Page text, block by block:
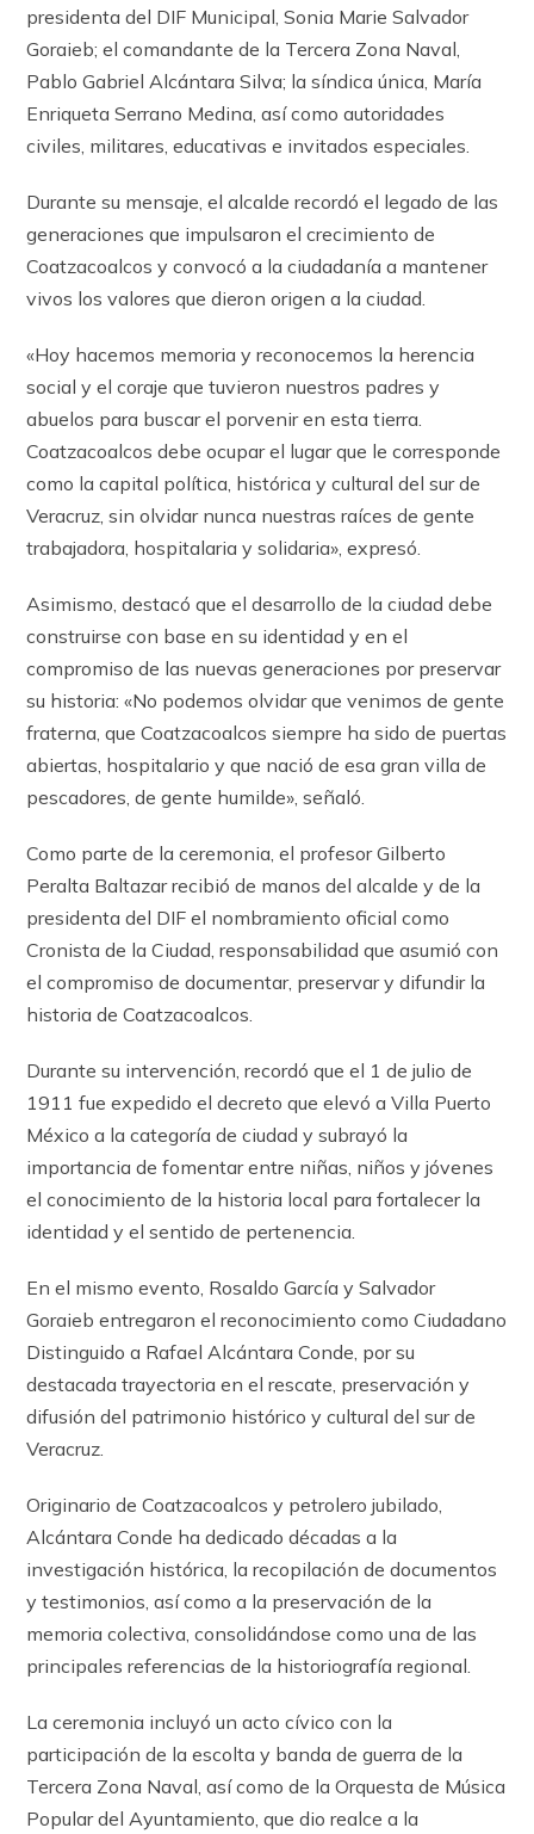
presidenta del DIF Municipal, Sonia Marie Salvador
Goraieb; el comandante de la Tercera Zona Naval,
Pablo Gabriel Alcántara Silva; la síndica única, María
Enriqueta Serrano Medina, así como autoridades
civiles, militares, educativas e invitados especiales.
Durante su mensaje, el alcalde recordó el legado de las
generaciones que impulsaron el crecimiento de
Coatzacoalcos y convocó a la ciudadanía a mantener
vivos los valores que dieron origen a la ciudad.
«Hoy hacemos memoria y reconocemos la herencia
social y el coraje que tuvieron nuestros padres y
abuelos para buscar el porvenir en esta tierra.
Coatzacoalcos debe ocupar el lugar que le corresponde
como la capital política, histórica y cultural del sur de
Veracruz, sin olvidar nunca nuestras raíces de gente
trabajadora, hospitalaria y solidaria», expresó.
Asimismo, destacó que el desarrollo de la ciudad debe
construirse con base en su identidad y en el
compromiso de las nuevas generaciones por preservar
su historia: «No podemos olvidar que venimos de gente
fraterna, que Coatzacoalcos siempre ha sido de puertas
abiertas, hospitalario y que nació de esa gran villa de
pescadores, de gente humilde», señaló.
Como parte de la ceremonia, el profesor Gilberto
Peralta Baltazar recibió de manos del alcalde y de la
presidenta del DIF el nombramiento oficial como
Cronista de la Ciudad, responsabilidad que asumió con
el compromiso de documentar, preservar y difundir la
historia de Coatzacoalcos.
Durante su intervención, recordó que el 1 de julio de
1911 fue expedido el decreto que elevó a Villa Puerto
México a la categoría de ciudad y subrayó la
importancia de fomentar entre niñas, niños y jóvenes
el conocimiento de la historia local para fortalecer la
identidad y el sentido de pertenencia.
En el mismo evento, Rosaldo García y Salvador
Goraieb entregaron el reconocimiento como Ciudadano
Distinguido a Rafael Alcántara Conde, por su
destacada trayectoria en el rescate, preservación y
difusión del patrimonio histórico y cultural del sur de
Veracruz.
Originario de Coatzacoalcos y petrolero jubilado,
Alcántara Conde ha dedicado décadas a la
investigación histórica, la recopilación de documentos
y testimonios, así como a la preservación de la
memoria colectiva, consolidándose como una de las
principales referencias de la historiografía regional.
La ceremonia incluyó un acto cívico con la
participación de la escolta y banda de guerra de la
Tercera Zona Naval, así como de la Orquesta de Música
Popular del Ayuntamiento, que dio realce a la